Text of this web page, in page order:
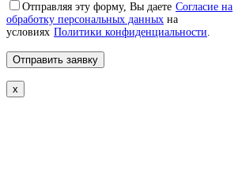
Отправляя эту форму, Вы даете Согласие на
обработку персональных данных на
условиях Политики конфиденциальности.
x